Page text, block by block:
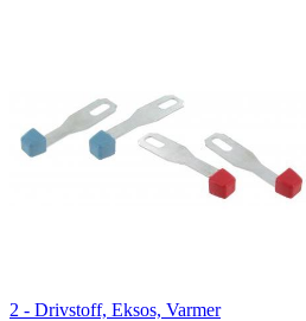
2 - Drivstoff, Eksos, Varmer